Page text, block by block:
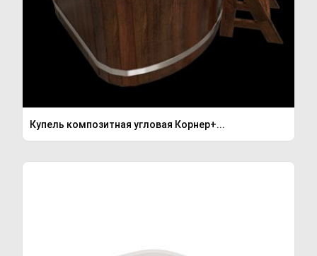
Купель композитная угловая Корнер+...